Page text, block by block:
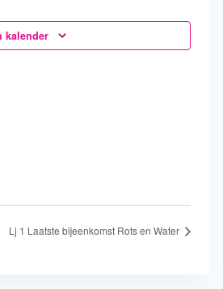
kalender
Lj 1 Laatste bijeenkomst Rots en Water